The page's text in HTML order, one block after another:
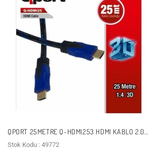
QPORT 25METRE Q-HDMI253 HDMI KABLO 2.0
4K ALTIN UÇ
Stok Kodu : 49772